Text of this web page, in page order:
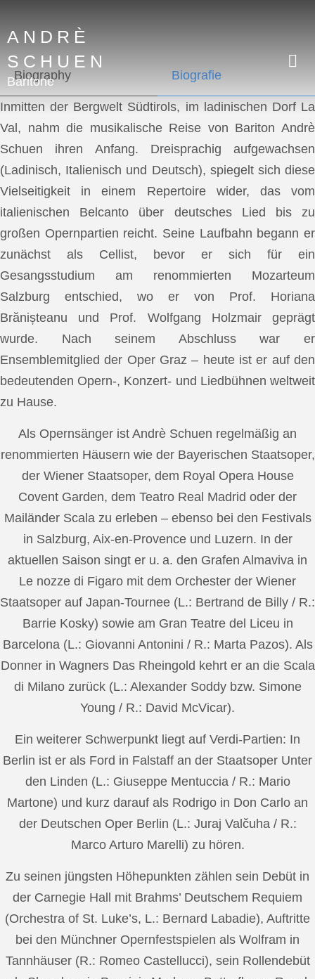
ANDRÈ
SCHUEN
Baritone
Biography Biografie
Inmitten der Bergwelt Südtirols, im ladinischen Dorf La
Val, nahm die musikalische Reise von Bariton Andrè
Schuen ihren Anfang. Dreisprachig aufgewachsen
(Ladinisch, Italienisch und Deutsch), spiegelt sich diese
Vielseitigkeit in einem Repertoire wider, das vom
italienischen Belcanto über deutsches Lied bis zu
großen Opernpartien reicht. Seine Laufbahn begann er
zunächst als Cellist, bevor er sich für ein
Gesangsstudium am renommierten Mozarteum
Salzburg entschied, wo er von Prof. Horiana
Brănișteanu und Prof. Wolfgang Holzmair geprägt
wurde. Nach seinem Abschluss war er
Ensemblemitglied der Oper Graz – heute ist er auf den
bedeutenden Opern-, Konzert- und Liedbühnen weltweit
zu Hause.
Als Opernsänger ist Andrè Schuen regelmäßig an
renommierten Häusern wie der Bayerischen Staatsoper,
der Wiener Staatsoper, dem Royal Opera House
Covent Garden, dem Teatro Real Madrid oder der
Mailänder Scala zu erleben – ebenso bei den Festivals
in Salzburg, Aix-en-Provence und Luzern. In der
aktuellen Saison singt er u. a. den Grafen Almaviva in
Le nozze di Figaro mit dem Orchester der Wiener
Staatsoper auf Japan-Tournee (L.: Bertrand de Billy / R.:
Barrie Kosky) sowie am Gran Teatre del Liceu in
Barcelona (L.: Giovanni Antonini / R.: Marta Pazos). Als
Donner in Wagners Das Rheingold kehrt er an die Scala
di Milano zurück (L.: Alexander Soddy bzw. Simone
Young / R.: David McVicar).
Ein weiterer Schwerpunkt liegt auf Verdi-Partien: In
Berlin ist er als Ford in Falstaff an der Staatsoper Unter
den Linden (L.: Giuseppe Mentuccia / R.: Mario
Martone) und kurz darauf als Rodrigo in Don Carlo an
der Deutschen Oper Berlin (L.: Juraj Valčuha / R.:
Marco Arturo Marelli) zu hören.
Zu seinen jüngsten Höhepunkten zählen sein Debüt in
der Carnegie Hall mit Brahms’ Deutschem Requiem
(Orchestra of St. Luke’s, L.: Bernard Labadie), Auftritte
bei den Münchner Opernfestspielen als Wolfram in
Tannhäuser (R.: Romeo Castellucci), sein Rollendebüt